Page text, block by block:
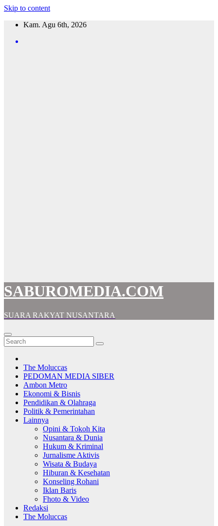
Skip to content
Kam. Agu 6th, 2026
SABUROMEDIA.COM
SUARA RAKYAT NUSANTARA
The Moluccas
PEDOMAN MEDIA SIBER
Ambon Metro
Ekonomi & Bisnis
Pendidikan & Olahraga
Politik & Pemerintahan
Lainnya
Opini & Tokoh Kita
Nusantara & Dunia
Hukum & Kriminal
Jurnalisme Aktivis
Wisata & Budaya
Hiburan & Kesehatan
Konseling Rohani
Iklan Baris
Fhoto & Video
Redaksi
The Moluccas